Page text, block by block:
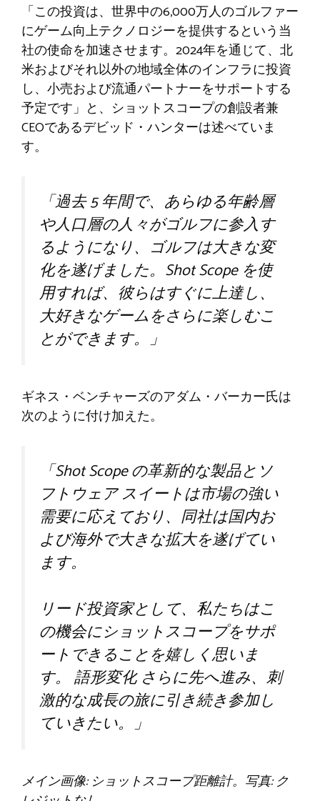
「この投資は、世界中の6,000万人のゴルファー
にゲーム向上テクノロジーを提供するという当
社の使命を加速させます。2024年を通じて、北
米およびそれ以外の地域全体のインフラに投資
し、小売および流通パートナーをサポートする
予定です」と、ショットスコープの創設者兼
CEOであるデビッド・ハンターは述べていま
す。
「過去 5 年間で、あらゆる年齢層
や人口層の人々がゴルフに参入す
るようになり、ゴルフは大きな変
化を遂げました。Shot Scope を使
用すれば、彼らはすぐに上達し、
大好きなゲームをさらに楽しむこ
とができます。」
ギネス・ベンチャーズのアダム・バーカー氏は
次のように付け加えた。
「Shot Scope の革新的な製品とソ
フトウェア スイートは市場の強い
需要に応えており、同社は国内お
よび海外で大きな拡大を遂げてい
ます。
リード投資家として、私たちはこ
の機会にショットスコープをサポ
ートできることを嬉しく思いま
す。 語形変化さらに先へ進み、刺
激的な成長の旅に引き続き参加し
ていきたい。」
メイン画像: ショットスコープ距離計。写真: ク